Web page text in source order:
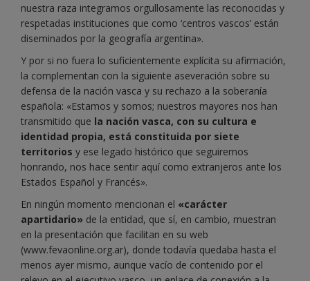
nuestra raza integramos orgullosamente las reconocidas y
respetadas instituciones que como ‘centros vascos’ están
diseminados por la geografía argentina».
Y por si no fuera lo suficientemente explícita su afirmación,
la complementan con la siguiente aseveración sobre su
defensa de la nación vasca y su rechazo a la soberanía
española: «Estamos y somos; nuestros mayores nos han
transmitido que la nación vasca, con su cultura e
identidad propia, está constituida por siete
territorios y ese legado histórico que seguiremos
honrando, nos hace sentir aquí como extranjeros ante los
Estados Español y Francés».
En ningún momento mencionan el «carácter
apartidario» de la entidad, que sí, en cambio, muestran
en la presentación que facilitan en su web
(www.fevaonline.org.ar), donde todavía quedaba hasta el
menos ayer mismo, aunque vacío de contenido por el